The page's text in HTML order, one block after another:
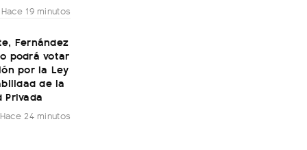
Hace 19 minutos
Fernández
podrá votar
por la Ley
de la
Privada
Hace 24 minutos